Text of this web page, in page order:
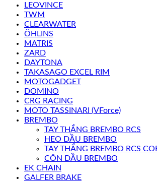
LEOVINCE
TWM
CLEARWATER
ÖHLINS
MATRIS
ZARD
DAYTONA
TAKASAGO EXCEL RIM
MOTOGADGET
DOMINO
CRG RACING
MOTO TASSINARI (VForce)
BREMBO
TAY THẮNG BREMBO RCS
HEO DẦU BREMBO
TAY THẮNG BREMBO RCS
CÔN DẦU BREMBO
EK CHAIN
GALFER BRAKE